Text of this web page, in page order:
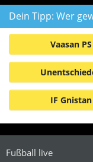
Dein Tipp: Wer
Vaasan PS
IF Gnistan
Fußball live